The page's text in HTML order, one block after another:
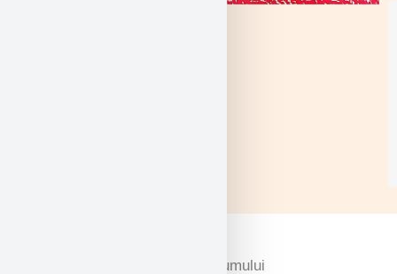
Prezentare generală a curriculumului